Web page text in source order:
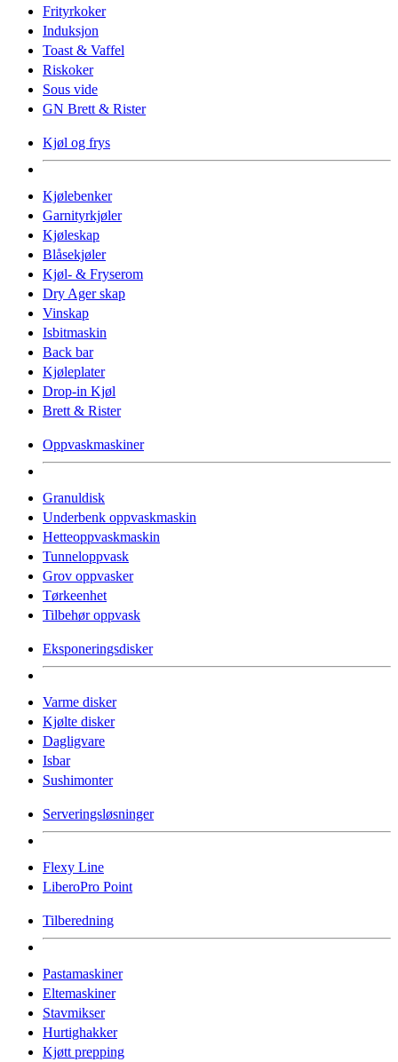
Frityrkoker
Induksjon
Toast & Vaffel
Riskoker
Sous vide
GN Brett & Rister
Kjøl og frys
Kjølebenker
Garnityrkjøler
Kjøleskap
Blåsekjøler
Kjøl- & Fryserom
Dry Ager skap
Vinskap
Isbitmaskin
Back bar
Kjøleplater
Drop-in Kjøl
Brett & Rister
Oppvaskmaskiner
Granuldisk
Underbenk oppvaskmaskin
Hetteoppvaskmaskin
Tunneloppvask
Grov oppvasker
Tørkeenhet
Tilbehør oppvask
Eksponeringsdisker
Varme disker
Kjølte disker
Dagligvare
Isbar
Sushimonter
Serveringsløsninger
Flexy Line
LiberoPro Point
Tilberedning
Pastamaskiner
Eltemaskiner
Stavmikser
Hurtighakker
Kjøtt prepping